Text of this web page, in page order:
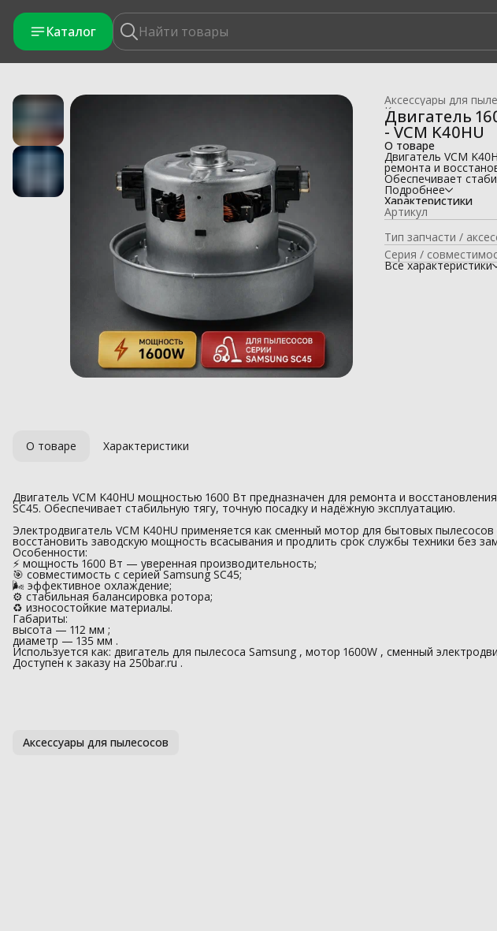
Каталог
Аксессуары для
Комплектующие для
Главная
Двигатель
- VCM K40HU
О товаре
Двигатель VCM
ремонта и
Обеспечивает
эксплуатацию.
Электродвигатель
для бытовых
восстановить
срок службы
Особенности:
⚡ мощность 1600
🎯 совместимость с
🌬 эффективное
Подробнее
Характеристики
Артикул
Тип запчасти /
Серия /
Все характеристики
О товаре Характеристики
Двигатель VCM K40HU мощностью 1600 Вт предназначен для ремонта и
SC45. Обеспечивает стабильную тягу, точную посадку и надёжную эксплуатацию.
Электродвигатель VCM K40HU применяется как сменный мотор для бытовых пылесосов
восстановить заводскую мощность всасывания и продлить срок службы техники без
Особенности:
⚡ мощность 1600 Вт — уверенная производительность;
🎯 совместимость с серией Samsung SC45;
🌬 эффективное охлаждение;
⚙️ стабильная балансировка ротора;
♻️ износостойкие материалы.
Габариты:
высота — 112 мм ;
диаметр — 135 мм .
Используется как: двигатель для пылесоса Samsung , мотор 1600W , сменный
Доступен к заказу на 250bar.ru .
Аксессуары для пылесосов